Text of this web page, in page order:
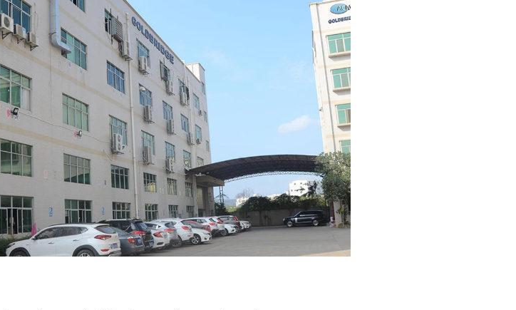
RFID /NFC /USB
/QR Okuyucu
UHF ve 2.4G Aktif
Okuyucu
Tuya TTlock Erişim
Kontrolü
Bağımsız Erişim
Denetleyicisi